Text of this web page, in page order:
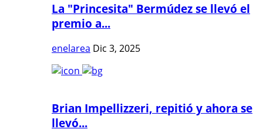
La "Princesita" Bermúdez se llevó el
premio a...
enelarea Dic 3, 2025
Brian Impellizzeri, repitió y ahora se
llevó...